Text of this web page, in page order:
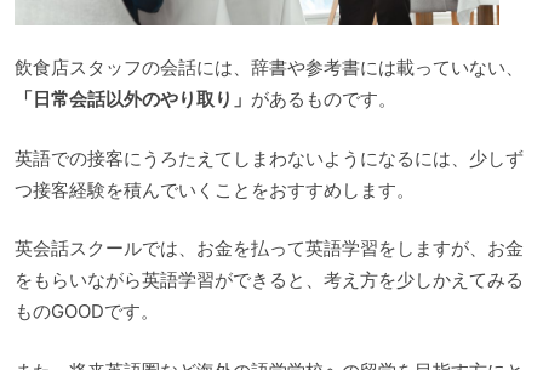
飲食店スタッフの会話には、辞書や参考書には載っていない、
「日常会話以外のやり取り」 があるものです。
英語での接客にうろたえてしまわないようになるには、少しず
つ接客経験を積んでいくことをおすすめします。
英会話スクールでは、お金を払って英語学習をしますが、お金
をもらいながら英語学習ができると、考え方を少しかえてみる
ものGOODです。